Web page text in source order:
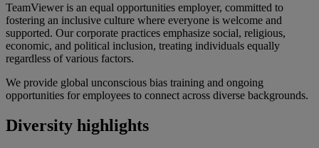
TeamViewer is an equal opportunities employer, committed to
fostering an inclusive culture where everyone is welcome and
supported. Our corporate practices emphasize social, religious,
economic, and political inclusion, treating individuals equally
regardless of various factors.
We provide global unconscious bias training and ongoing
opportunities for employees to connect across diverse backgrounds.
Diversity highlights